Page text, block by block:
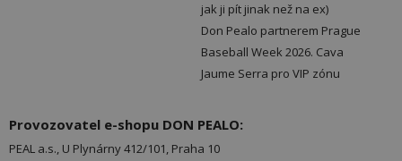
jak ji pít jinak než na ex)
Don Pealo partnerem Prague
Baseball Week 2026. Cava
Jaume Serra pro VIP zónu
Provozovatel e-shopu DON PEALO:
PEAL a.s., U Plynárny 412/101, Praha 10